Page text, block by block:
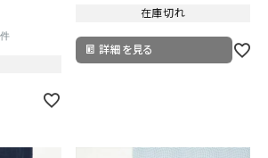
在庫切れ
詳細を見る